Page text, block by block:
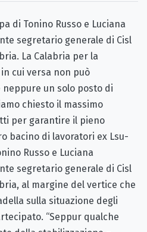
di Tonino Russo e Luciana
segretario generale di Cisl
La Calabria per la
cui versa non può
un solo posto di
chiesto il massimo
per garantire il pieno
bacino di lavoratori ex Lsu-
Russo e Luciana
segretario generale di Cisl
al margine del vertice che
sulla situazione degli
“Seppur qualche